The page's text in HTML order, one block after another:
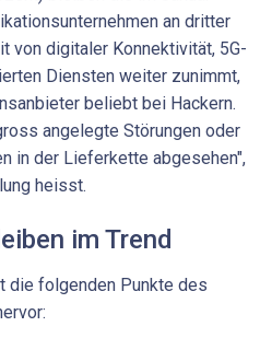
an dritter
von digitaler Konnektivität, 5G-
Diensten weiter zunimmt,
beliebt bei Hackern.
angelegte Störungen oder
in der Lieferkette abgesehen",
heisst.
im Trend
die folgenden Punkte des